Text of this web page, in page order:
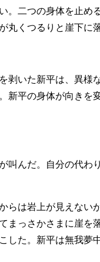
。二つの身体を止め
丸くつるりと崖下に
剥いた新平は、異様
新平の身体が向きを
叫んだ。自分の代わ
らは岩上が見えない
まっさかさまに崖を
した。新平は無我夢